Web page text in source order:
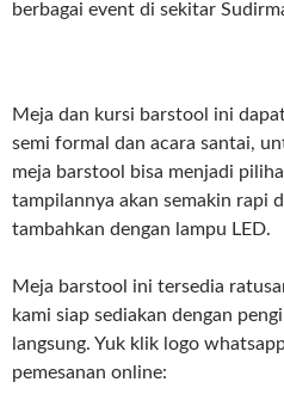
berbagai event di sekitar
Meja dan kursi barstool ini
semi formal dan acara santai,
meja barstool bisa menjadi
tampilannya akan semakin rapi
tambahkan dengan lampu LED.
Meja barstool ini tersedia
kami siap sediakan dengan
langsung. Yuk klik logo
pemesanan online: